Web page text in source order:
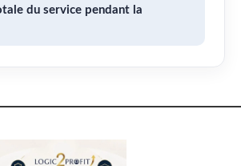
du service pendant la